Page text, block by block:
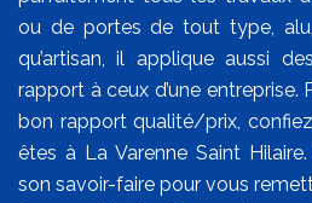
ou de portes de tout type,
qu’artisan, il applique aussi
rapport à ceux d’une entreprise.
bon rapport qualité/prix,
êtes à La Varenne Saint
son savoir-faire pour vous